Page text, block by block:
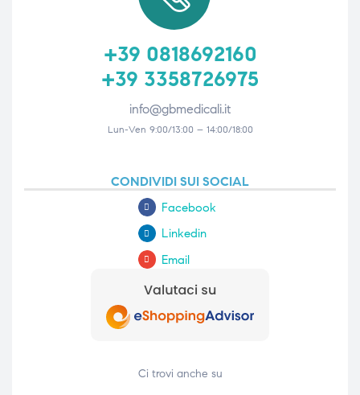
+39 0818692160
+39 3358726975
info@gbmedicali.it
Lun-Ven 9:00/13:00 – 14:00/18:00
CONDIVIDI SUI SOCIAL
Facebook
Linkedin
Email
Ci trovi anche su